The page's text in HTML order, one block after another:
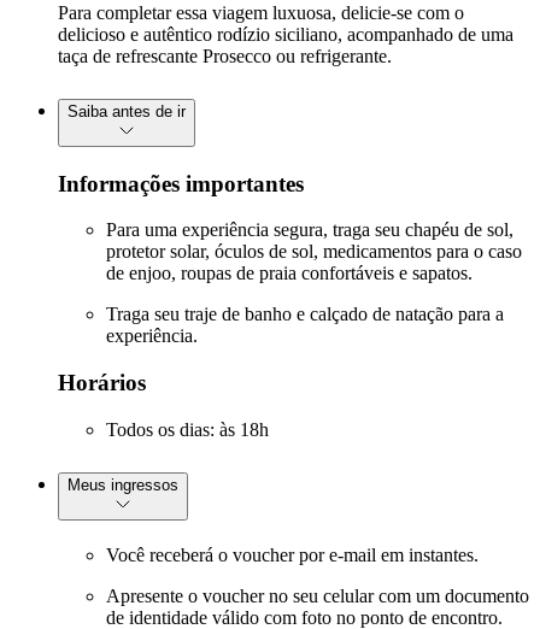
Para completar essa viagem luxuosa, delicie-se com o
delicioso e autêntico rodízio siciliano, acompanhado de uma
taça de refrescante Prosecco ou refrigerante.
Saiba antes de ir
Informações importantes
Para uma experiência segura, traga seu chapéu de sol,
protetor solar, óculos de sol, medicamentos para o caso
de enjoo, roupas de praia confortáveis e sapatos.
Traga seu traje de banho e calçado de natação para a
experiência.
Horários
Todos os dias: às 18h
Meus ingressos
Você receberá o voucher por e-mail em instantes.
Apresente o voucher no seu celular com um documento
de identidade válido com foto no ponto de encontro.